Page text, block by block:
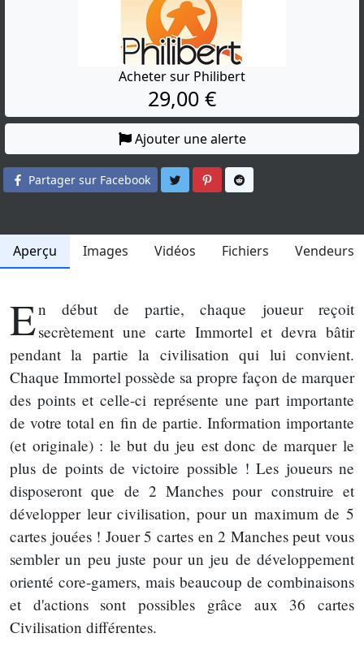
Acheter sur Philibert
29,00 €
Ajouter une alerte
Partager sur Facebook Partager sur Twitter
Partager sur Pinterest
Aperçu Images Vidéos Fichiers Vendeurs
En début de partie, chaque joueur reçoit
secrètement une carte Immortel et devra bâtir
pendant la partie la civilisation qui lui convient.
Chaque Immortel possède sa propre façon de marquer
des points et celle-ci représente une part importante
de votre total en fin de partie. Information importante
(et originale) : le but du jeu est donc de marquer le
plus de points de victoire possible ! Les joueurs ne
disposeront que de 2 Manches pour construire et
développer leur civilisation, pour un maximum de 5
cartes jouées ! Jouer 5 cartes en 2 Manches peut vous
sembler un peu juste pour un jeu de développement
orienté core-gamers, mais beaucoup de combinaisons
et d'actions sont possibles grâce aux 36 cartes
Civilisation différentes.